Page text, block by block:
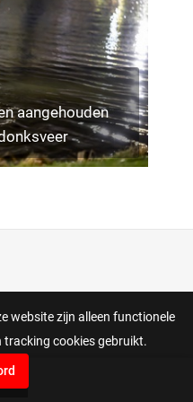
aangehouden
bij Moergestel
in flatgebouw
op A59 bij
website zijn alleen functionele
tracking cookies gebruikt.